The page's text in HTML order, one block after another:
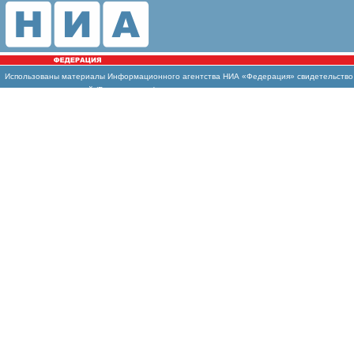
Использованы материалы Информационного агентства НИА «Федерация»
массовых коммуникаций (Роскомнадзор)